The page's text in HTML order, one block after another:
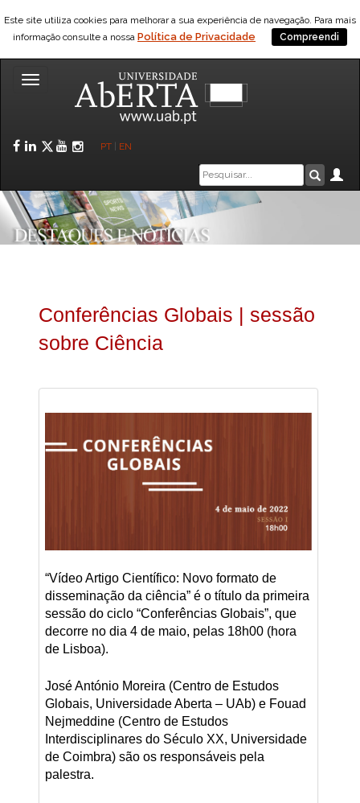
Este site utiliza cookies para melhorar a sua experiência de navegação. Para mais
informação consulte a nossa Política de Privacidade Compreendi
Toggle
Facebook
LinkedIn
Twitter
YouTube
Instagram
PT EN
Caixa
de
pesquisa
Conferências Globais | sessão
sobre Ciência
“Vídeo Artigo Científico: Novo formato de
disseminação da ciência” é o título da primeira
sessão do ciclo “Conferências Globais”, que
decorre no dia 4 de maio, pelas 18h00 (hora
de Lisboa).
José António Moreira (Centro de Estudos
Globais, Universidade Aberta – UAb) e Fouad
Nejmeddine (Centro de Estudos
Interdisciplinares do Século XX, Universidade
de Coimbra) são os responsáveis pela
palestra.